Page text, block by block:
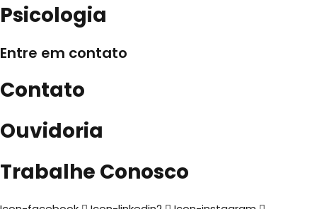
Psicologia
Entre em contato
Contato
Ouvidoria
Trabalhe Conosco